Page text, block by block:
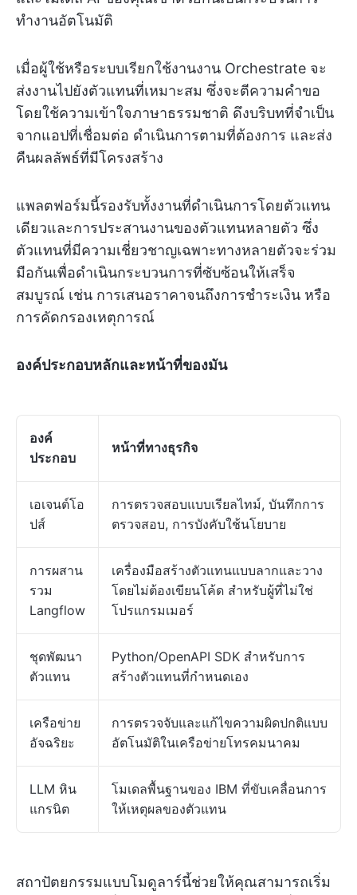
ทำงานอัตโนมัติ
เมื่อผู้ใช้หรือระบบเรียกใช้งานงาน Orchestrate จะ
ส่งงานไปยังตัวแทนที่เหมาะสม ซึ่งจะตีความคำขอ
โดยใช้ความเข้าใจภาษาธรรมชาติ ดึงบริบทที่จำเป็น
จากแอปที่เชื่อมต่อ ดำเนินการตามที่ต้องการ และส่ง
คืนผลลัพธ์ที่มีโครงสร้าง
แพลตฟอร์มนี้รองรับทั้งงานที่ดำเนินการโดยตัวแทน
เดียวและการประสานงานของตัวแทนหลายตัว ซึ่ง
ตัวแทนที่มีความเชี่ยวชาญเฉพาะทางหลายตัวจะร่วม
มือกันเพื่อดำเนินกระบวนการที่ซับซ้อนให้เสร็จ
สมบูรณ์ เช่น การเสนอราคาจนถึงการชำระเงิน หรือ
การคัดกรองเหตุการณ์
องค์ประกอบหลักและหน้าที่ของมัน
องค์
ประกอบ
หน้าที่ทางธุรกิจ
เอเจนต์โอ
ปส์
การตรวจสอบแบบเรียลไทม์, บันทึกการ
ตรวจสอบ, การบังคับใช้นโยบาย
การผสาน
รวม
Langflow
เครื่องมือสร้างตัวแทนแบบลากและวาง
โดยไม่ต้องเขียนโค้ด สำหรับผู้ที่ไม่ใช่
โปรแกรมเมอร์
ชุดพัฒนา
ตัวแทน
Python/OpenAPI SDK สำหรับการ
สร้างตัวแทนที่กำหนดเอง
เครือข่าย
อัจฉริยะ
การตรวจจับและแก้ไขความผิดปกติแบบ
อัตโนมัติในเครือข่ายโทรคมนาคม
LLM หิน
แกรนิต
โมเดลพื้นฐานของ IBM ที่ขับเคลื่อนการ
ให้เหตุผลของตัวแทน
สถาปัตยกรรมแบบโมดูลาร์นี้ช่วยให้คุณสามารถเริ่ม